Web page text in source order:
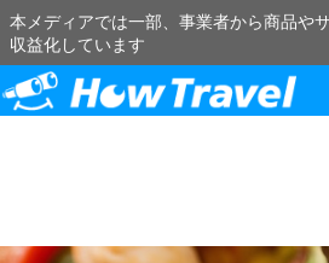
本メディアでは一部、事業者から商品や
収益化しています